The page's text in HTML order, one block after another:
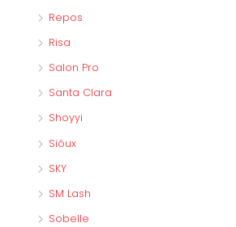
Repos
Risa
Salon Pro
Santa Clara
Shoyyi
Siôux
SKY
SM Lash
Sobelle